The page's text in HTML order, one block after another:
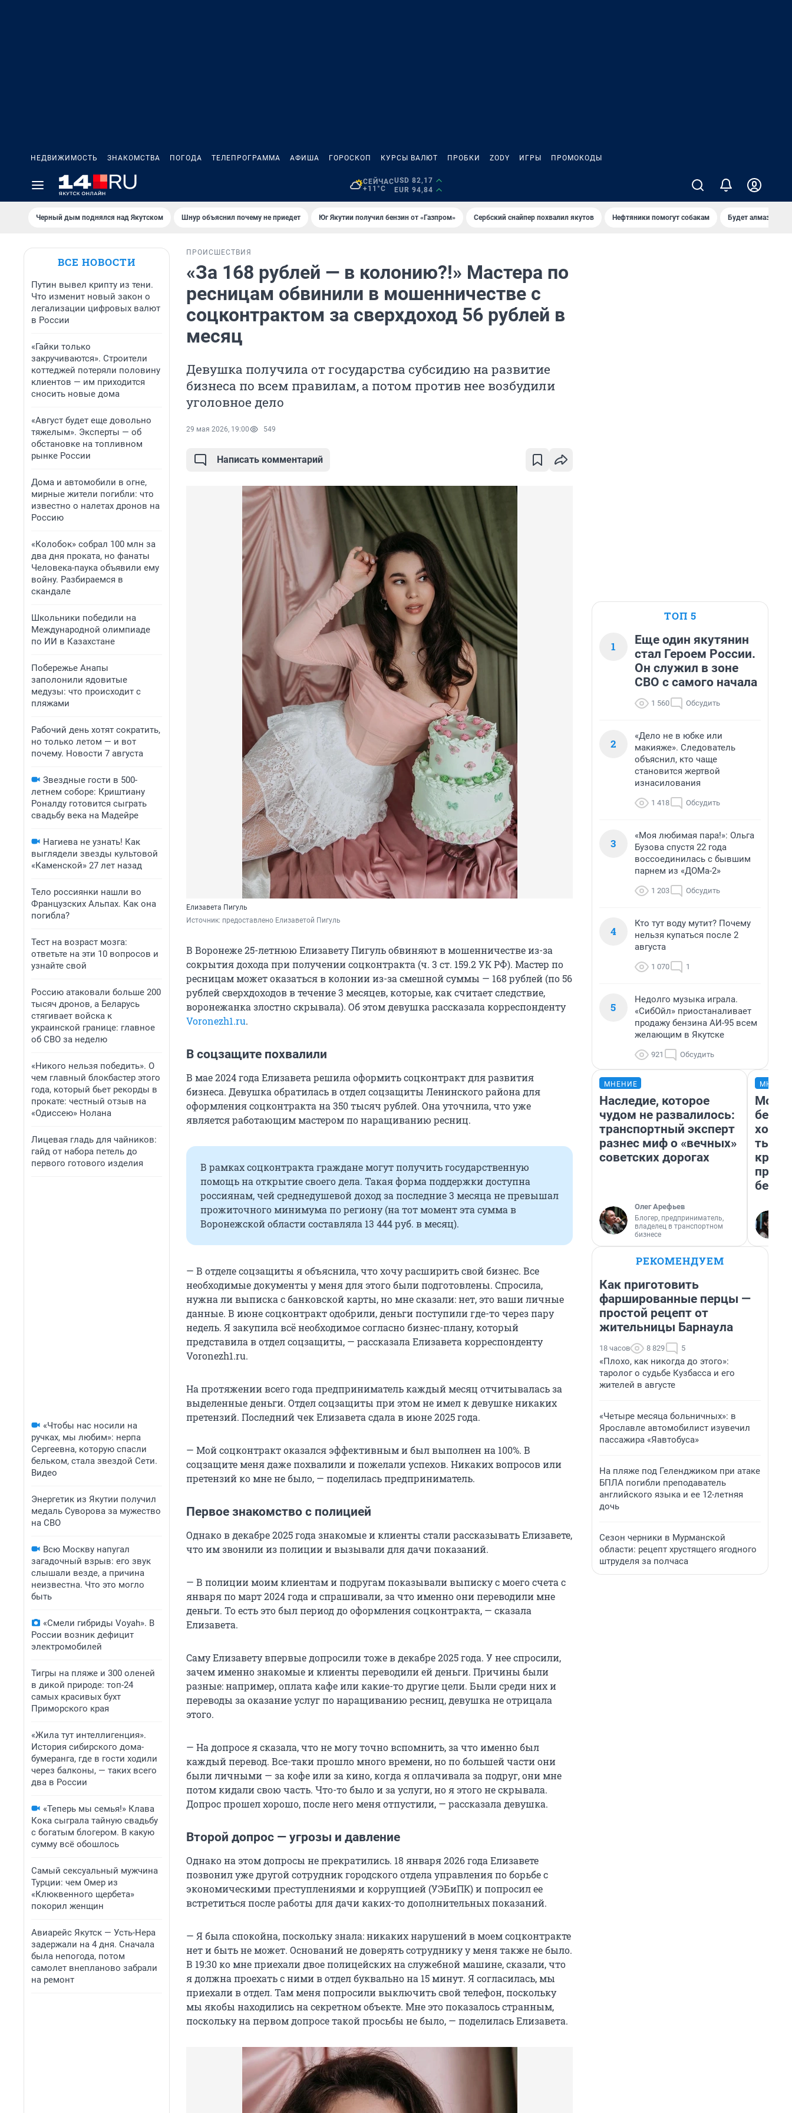
НЕДВИЖИМОСТЬ ЗНАКОМСТВА ПОГОДА ТЕЛЕПРОГРАММА АФИША ГОРОСКОП КУРСЫ ВАЛЮТ ПРОБКИ ZODY ИГРЫ ПРОМОКОДЫ
СЕЙЧАС
+11°C
USD 82,17
EUR 94,84
Черный дым поднялся над Якутском Шнур объяснил почему не приедет Юг Якутии получил бензин от «Газпром» Сербский снайпер похвалил якутов Нефтяники помогут собакам Будет алмазный
ВСЕ НОВОСТИ
Путин вывел крипту из тени.
Что изменит новый закон о
легализации цифровых валют
в России
«Гайки только
закручиваются». Строители
коттеджей потеряли половину
клиентов — им приходится
сносить новые дома
«Август будет еще довольно
тяжелым». Эксперты — об
обстановке на топливном
рынке России
Дома и автомобили в огне,
мирные жители погибли: что
известно о налетах дронов на
Россию
«Колобок» собрал 100 млн за
два дня проката, но фанаты
Человека-паука объявили ему
войну. Разбираемся в
скандале
Школьники победили на
Международной олимпиаде
по ИИ в Казахстане
Побережье Анапы
заполонили ядовитые
медузы: что происходит с
пляжами
Рабочий день хотят сократить,
но только летом — и вот
почему. Новости 7 августа
Звездные гости в 500-
летнем соборе: Криштиану
Роналду готовится сыграть
свадьбу века на Мадейре
Нагиева не узнать! Как
выглядели звезды культовой
«Каменской» 27 лет назад
Тело россиянки нашли во
Французских Альпах. Как она
погибла?
Тест на возраст мозга:
ответьте на эти 10 вопросов и
узнайте свой
Россию атаковали больше 200
тысяч дронов, а Беларусь
стягивает войска к
украинской границе: главное
об СВО за неделю
«Никого нельзя победить». О
чем главный блокбастер этого
года, который бьет рекорды в
прокате: честный отзыв на
«Одиссею» Нолана
Лицевая гладь для чайников:
гайд от набора петель до
первого готового изделия
«Чтобы нас носили на
ручках, мы любим»: нерпа
Сергеевна, которую спасли
бельком, стала звездой Сети.
Видео
Энергетик из Якутии получил
медаль Суворова за мужество
на СВО
Всю Москву напугал
загадочный взрыв: его звук
слышали везде, а причина
неизвестна. Что это могло
быть
«Смели гибриды Voyah». В
России возник дефицит
электромобилей
Тигры на пляже и 300 оленей
в дикой природе: топ-24
самых красивых бухт
Приморского края
«Жила тут интеллигенция».
История сибирского дома-
бумеранга, где в гости ходили
через балконы, — таких всего
два в России
«Теперь мы семья!» Клава
Кока сыграла тайную свадьбу
с богатым блогером. В какую
сумму всё обошлось
Самый сексуальный мужчина
Турции: чем Омер из
«Клюквенного щербета»
покорил женщин
Авиарейс Якутск — Усть-Нера
задержали на 4 дня. Сначала
была непогода, потом
самолет внепланово забрали
на ремонт
ПРОИСШЕСТВИЯ
«За 168 рублей — в колонию?!» Мастера по
ресницам обвинили в мошенничестве с
соцконтрактом за сверхдоход 56 рублей в
месяц
Девушка получила от государства субсидию на развитие
бизнеса по всем правилам, а потом против нее возбудили
уголовное дело
29 мая 2026, 19:00 549
Написать комментарий
Елизавета Пигуль
Источник: предоставлено Елизаветой Пигуль
В Воронеже 25-летнюю Елизавету Пигуль обвиняют в мошенничестве из-за
сокрытия дохода при получении соцконтракта (ч. 3 ст. 159.2 УК РФ). Мастер по
ресницам может оказаться в колонии из-за смешной суммы — 168 рублей (по 56
рублей сверхдоходов в течение 3 месяцев, которые, как считает следствие,
воронежанка злостно скрывала). Об этом девушка рассказала корреспонденту
Voronezh1.ru.
В соцзащите похвалили
В мае 2024 года Елизавета решила оформить соцконтракт для развития
бизнеса. Девушка обратилась в отдел соцзащиты Ленинского района для
оформления соцконтракта на 350 тысяч рублей. Она уточнила, что уже
является работающим мастером по наращиванию ресниц.
В рамках соцконтракта граждане могут получить государственную
помощь на открытие своего дела. Такая форма поддержки доступна
россиянам, чей среднедушевой доход за последние 3 месяца не превышал
прожиточного минимума по региону (на тот момент эта сумма в
Воронежской области составляла 13 444руб. в месяц).
— В отделе соцзащиты я объяснила, что хочу расширить свой бизнес. Все
необходимые документы у меня для этого были подготовлены. Спросила,
нужна ли выписка с банковской карты, но мне сказали: нет, это ваши личные
данные. В июне соцконтракт одобрили, деньги поступили где-то через пару
недель. Я закупила всё необходимое согласно бизнес-плану, который
представила в отдел соцзащиты, — рассказала Елизавета корреспонденту
Voronezh1.ru.
На протяжении всего года предприниматель каждый месяц отчитывалась за
выделенные деньги. Отдел соцзащиты при этом не имел к девушке никаких
претензий. Последний чек Елизавета сдала в июне 2025 года.
— Мой соцконтракт оказался эффективным и был выполнен на 100%. В
соцзащите меня даже похвалили и пожелали успехов. Никаких вопросов или
претензий ко мне не было, — поделилась предприниматель.
Первое знакомство с полицией
Однако в декабре 2025 года знакомые и клиенты стали рассказывать Елизавете,
что им звонили из полиции и вызывали для дачи показаний.
— В полиции моим клиентам и подругам показывали выписку с моего счета с
января по март 2024 года и спрашивали, за что именно они переводили мне
деньги. То есть это был период до оформления соцконтракта, — сказала
Елизавета.
Саму Елизавету впервые допросили тоже в декабре 2025 года. У нее спросили,
зачем именно знакомые и клиенты переводили ей деньги. Причины были
разные: например, оплата кафе или какие-то другие цели. Были среди них и
переводы за оказание услуг по наращиванию ресниц, девушка не отрицала
этого.
— На допросе я сказала, что не могу точно вспомнить, за что именно был
каждый перевод. Все-таки прошло много времени, но по большей части они
были личными — за кофе или за кино, когда я оплачивала за подруг, они мне
потом кидали свою часть. Что-то было и за услуги, но я этого не скрывала.
Допрос прошел хорошо, после него меня отпустили, — рассказала девушка.
Второй допрос — угрозы и давление
Однако на этом допросы не прекратились. 18 января 2026 года Елизавете
позвонил уже другой сотрудник городского отдела управления по борьбе с
экономическими преступлениями и коррупцией (УЭБиПК) и попросил ее
встретиться после работы для дачи каких-то дополнительных показаний.
— Я была спокойна, поскольку знала: никаких нарушений в моем соцконтракте
нет и быть не может. Оснований не доверять сотруднику у меня также не было.
В 19:30 ко мне приехали двое полицейских на служебной машине, сказали, что
я должна проехать с ними в отдел буквально на 15 минут. Я согласилась, мы
приехали в отдел. Там меня попросили выключить свой телефон, поскольку
мы якобы находились на секретном объекте. Мне это показалось странным,
поскольку на первом допросе такой просьбы не было, — поделилась Елизавета.
ТОП 5
1
Еще один якутянин
стал Героем России.
Он служил в зоне
СВО с самого начала
1 560 Обсудить
2
«Дело не в юбке или
макияже». Следователь
объяснил, кто чаще
становится жертвой
изнасилования
1 418 Обсудить
3
«Моя любимая пара!»: Ольга
Бузова спустя 22 года
воссоединилась с бывшим
парнем из «ДОМа-2»
1 203 Обсудить
4
Кто тут воду мутит? Почему
нельзя купаться после 2
августа
1 070 1
5
Недолго музыка играла.
«СибОйл» приостаналивает
продажу бензина АИ-95 всем
желающим в Якутске
921 Обсудить
МНЕНИЕ
Наследие, которое
чудом не развалилось:
транспортный эксперт
разнес миф о «вечных»
советских дорогах
Олег Арефьев
Блогер, предприниматель,
владелец в транспортном
бизнесе
Мой
РЕКОМЕНДУЕМ
Как приготовить
фаршированные перцы —
простой рецепт от
жительницы Барнаула
18 часов 8 829 5
«Плохо, как никогда до этого»:
таролог о судьбе Кузбасса и его
жителей в августе
«Четыре месяца больничных»: в
Ярославле автомобилист изувечил
пассажира «Яавтобуса»
На пляже под Геленджиком при атаке
БПЛА погибли преподаватель
английского языка и ее 12-летняя
дочь
Сезон черники в Мурманской
области: рецепт хрустящего ягодного
штруделя за полчаса